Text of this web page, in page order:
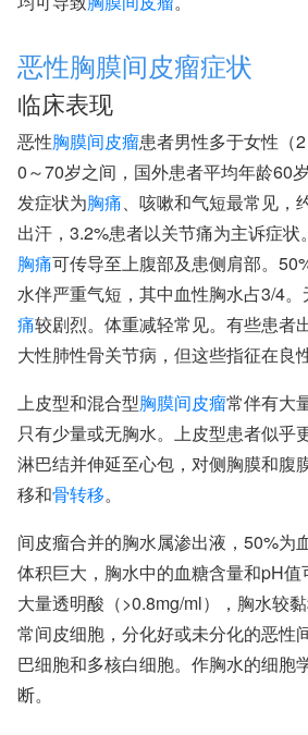
恶性胸膜间皮瘤症状
临床表现
恶性胸膜间皮瘤患者男性多于女性（
0～70岁之间，国外患者平均年龄60
发症状为胸痛、咳嗽和气短最常见，
出汗，3.2%患者以关节痛为主诉症状
胸痛可传导至上腹部及患侧肩部。
水伴严重气短，其中血性胸水占3/4
痛较剧烈。体重减轻常见。有些患者
大性肺性骨关节病，但这些指征在良
上皮型和混合型胸膜间皮瘤常伴有大
只有少量或无胸水。上皮型患者似乎
淋巴结并伸延至心包，对侧胸膜和腹
移和骨转移。
间皮瘤合并的胸水属渗出液，50%为
体积巨大，胸水中的血糖含量和pH
大量透明酸（>0.8mg/ml），胸水较
常间皮细胞，分化好或未分化的恶性
巴细胞和多核白细胞。作胸水的细胞
断。